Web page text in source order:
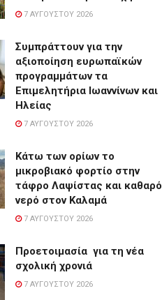
7 ΑΥΓΟΎΣΤΟΥ 2026
Συμπράττουν για την
αξιοποίηση ευρωπαϊκών
προγραμμάτων τα
Επιμελητήρια Ιωαννίνων και
Ηλείας
7 ΑΥΓΟΎΣΤΟΥ 2026
Κάτω των ορίων το
μικροβιακό φορτίο στην
τάφρο Λαψίστας και καθαρό
νερό στον Καλαμά
7 ΑΥΓΟΎΣΤΟΥ 2026
Προετοιμασία για τη νέα
σχολική χρονιά
7 ΑΥΓΟΎΣΤΟΥ 2026